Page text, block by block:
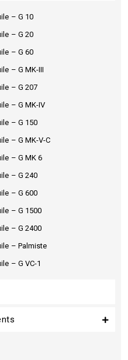
– G 10
– G 20
– G 60
– G MK-III
– G 207
– G MK-IV
– G 150
– G MK-V-C
– G MK 6
– G 240
– G 600
– G 1500
– G 2400
– Palmiste
– G VC-1